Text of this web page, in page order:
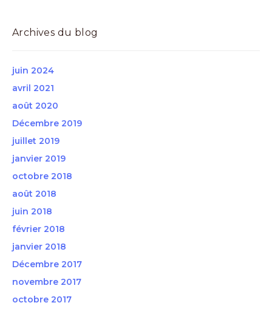
Archives du blog
juin 2024
avril 2021
août 2020
Décembre 2019
juillet 2019
janvier 2019
octobre 2018
août 2018
juin 2018
février 2018
janvier 2018
Décembre 2017
novembre 2017
octobre 2017